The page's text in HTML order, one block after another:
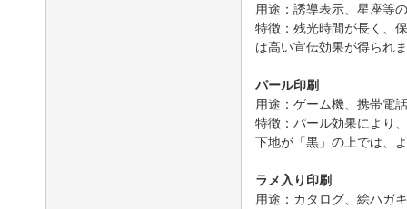
用途：誘導表示、星座等
特徴：残光時間が長く、
は高い宣伝効果が得られ
パール印刷
用途：ゲーム機、携帯電
特徴：パール効果により
下地が「黒」の上では、
ラメ入り印刷
用途：カタログ、絵ハガ